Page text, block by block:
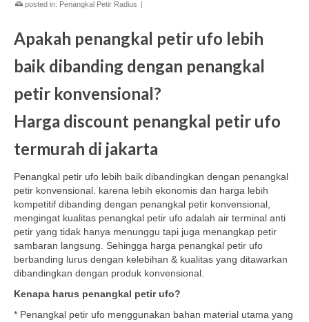
posted in: Penangkal Petir Radius |
Apakah penangkal petir ufo lebih
baik dibanding dengan penangkal
petir konvensional?
Harga discount penangkal petir ufo
termurah di jakarta
Penangkal petir ufo lebih baik dibandingkan dengan penangkal
petir konvensional. karena lebih ekonomis dan harga lebih
kompetitif dibanding dengan penangkal petir konvensional,
mengingat kualitas penangkal petir ufo adalah air terminal anti
petir yang tidak hanya menunggu tapi juga menangkap petir
sambaran langsung. Sehingga harga penangkal petir ufo
berbanding lurus dengan kelebihan & kualitas yang ditawarkan
dibandingkan dengan produk konvensional.
Kenapa harus penangkal petir ufo?
* Penangkal petir ufo menggunakan bahan material utama yang